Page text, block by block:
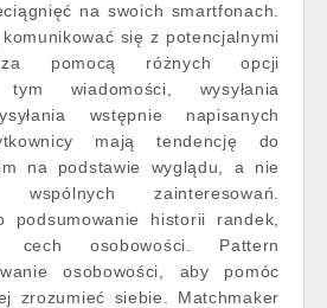
na swoich smartfonach.
się z potencjalnymi
za pomocą różnych opcji
wiadomości, wysyłania
wstępnie napisanych
mają tendencję do
na podstawie wyglądu, a nie
zainteresowań.
podsumowanie historii randek,
cech osobowości. Pattern
osobowości, aby pomóc
zrozumieć siebie. Matchmaker